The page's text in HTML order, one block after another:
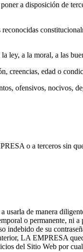
a disposición de
a la moral, a las
creencias, edad o
ofensivos, nocivos,
o a terceros sin
de manera
o permanente, ni
indebido de su
LA EMPRESA
del Sitio Web por